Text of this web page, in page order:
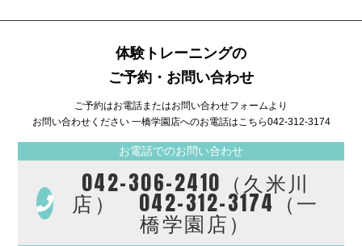
体験トレーニングの
ご予約・お問い合わせ
ご予約はお電話またはお問い合わせフォームより
お問い合わせください 一橋学園店へのお電話はこちら042-312-3174
お電話でのお問い合わせ
042-306-2410（久米川
店） 042-312-3174（一
橋学園店）